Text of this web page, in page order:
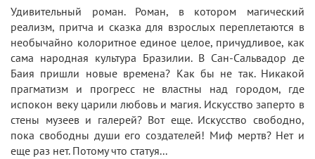
Удивительный роман. Роман, в котором магический
реализм, притча и сказка для взрослых переплетаются в
необычайно колоритное единое целое, причудливое, как
сама народная культура Бразилии. В Сан-Сальвадор де
Баия пришли новые времена? Как бы не так. Никакой
прагматизм и прогресс не властны над городом, где
испокон веку царили любовь и магия. Искусство заперто в
стены музеев и галерей? Вот еще. Искусство свободно,
пока свободны души его создателей! Миф мертв? Нет и
еще раз нет. Потому что статуя...